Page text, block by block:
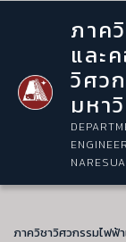
ภาค
และ
วิศว
มหา
ภาควิชาวิศวกรรมไฟฟ้